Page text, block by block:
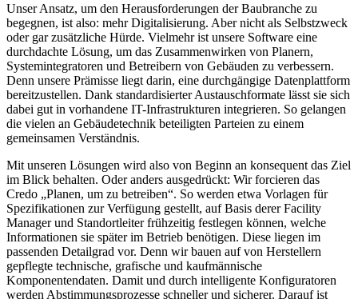
Unser Ansatz, um den Herausforderungen der Baubranche zu
begegnen, ist also: mehr Digitalisierung. Aber nicht als Selbstzweck
oder gar zusätzliche Hürde. Vielmehr ist unsere Software eine
durchdachte Lösung, um das Zusammenwirken von Planern,
Systemintegratoren und Betreibern von Gebäuden zu verbessern.
Denn unsere Prämisse liegt darin, eine durchgängige Datenplattform
bereitzustellen. Dank standardisierter Austauschformate lässt sie sich
dabei gut in vorhandene IT-Infrastrukturen integrieren. So gelangen
die vielen an Gebäudetechnik beteiligten Parteien zu einem
gemeinsamen Verständnis.
Mit unseren Lösungen wird also von Beginn an konsequent das Ziel
im Blick behalten. Oder anders ausgedrückt: Wir forcieren das
Credo „Planen, um zu betreiben“. So werden etwa Vorlagen für
Spezifikationen zur Verfügung gestellt, auf Basis derer Facility
Manager und Standortleiter frühzeitig festlegen können, welche
Informationen sie später im Betrieb benötigen. Diese liegen im
passenden Detailgrad vor. Denn wir bauen auf von Herstellern
gepflegte technische, grafische und kaufmännische
Komponentendaten. Damit und durch intelligente Konfiguratoren
werden Abstimmungsprozesse schneller und sicherer. Darauf ist